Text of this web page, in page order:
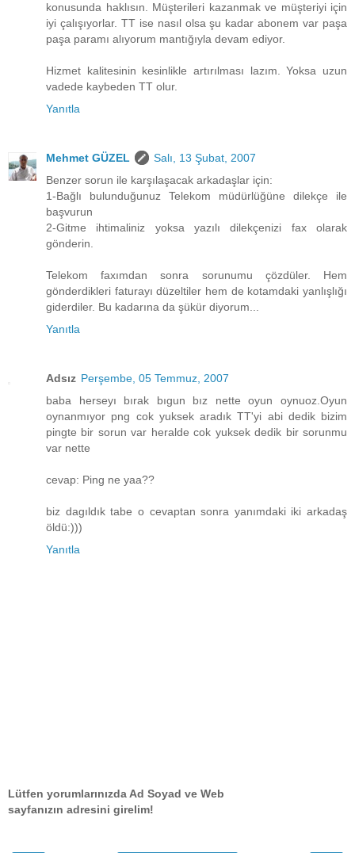
konusunda haklısın. Müşterileri kazanmak ve müşteriyi için
iyi çalışıyorlar. TT ise nasıl olsa şu kadar abonem var paşa
paşa paramı alıyorum mantığıyla devam ediyor.
Hizmet kalitesinin kesinlikle artırılması lazım. Yoksa uzun
vadede kaybeden TT olur.
Yanıtla
Mehmet GÜZEL
Salı, 13 Şubat, 2007
Benzer sorun ile karşılaşacak arkadaşlar için:
1-Bağlı bulunduğunuz Telekom müdürlüğüne dilekçe ile
başvurun
2-Gitme ihtimaliniz yoksa yazılı dilekçenizi fax olarak
gönderin.
Telekom faxımdan sonra sorunumu çözdüler. Hem
gönderdikleri faturayı düzeltiler hem de kotamdaki yanlışlığı
giderdiler. Bu kadarına da şükür diyorum...
Yanıtla
Adsız Perşembe, 05 Temmuz, 2007
baba herseyı bırak bıgun bız nette oyun oynuoz.Oyun
oynanmıyor png cok yuksek aradık TT'yi abi dedik bizim
pingte bir sorun var heralde cok yuksek dedik bir sorunmu
var nette
cevap: Ping ne yaa??
biz dagıldık tabe o cevaptan sonra yanımdaki iki arkadaş
öldü:)))
Yanıtla
Lütfen yorumlarınızda Ad Soyad ve Web
sayfanızın adresini girelim!